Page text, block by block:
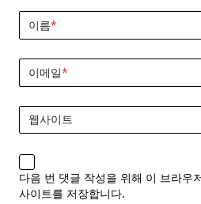
이름*
이메일*
웹사이트
다음 번 댓글 작성을 위해 이 브라우
사이트를 저장합니다.